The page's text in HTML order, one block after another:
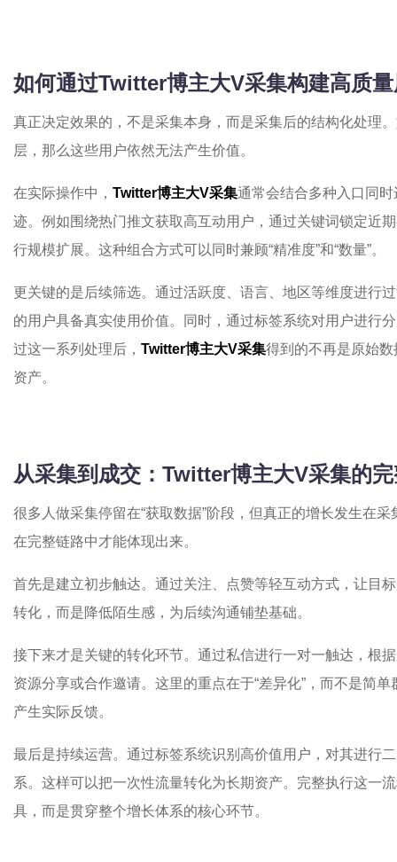
如何通过Twitter博主大V采集构建高质
真正决定效果的，不是采集本身，而是采集后的结构化处理
层，那么这些用户依然无法产生价值。
在实际操作中， Twitter博主大V采集通常会结合多种入口同
迹。例如围绕热门推文获取高互动用户，通过关键词锁定近
行规模扩展。这种组合方式可以同时兼顾“精准度”和“数量”。
更关键的是后续筛选。通过活跃度、语言、地区等维度进行
的用户具备真实使用价值。同时，通过标签系统对用户进行
过这一系列处理后， Twitter博主大V采集得到的不再是原始
资产。
从采集到成交：Twitter博主大V采集的
很多人做采集停留在“获取数据”阶段，但真正的增长发生在采
在完整链路中才能体现出来。
首先是建立初步触达。通过关注、点赞等轻互动方式，让目
转化，而是降低陌生感，为后续沟通铺垫基础。
接下来才是关键的转化环节。通过私信进行一对一触达，根
资源分享或合作邀请。这里的重点在于“差异化”，而不是简
产生实际反馈。
最后是持续运营。通过标签系统识别高价值用户，对其进行
系。这样可以把一次性流量转化为长期资产。完整执行这一
具，而是贯穿整个增长体系的核心环节。